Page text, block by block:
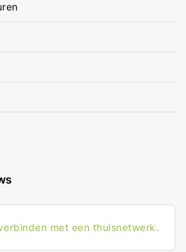
Rond
met een thuisnetwerk.